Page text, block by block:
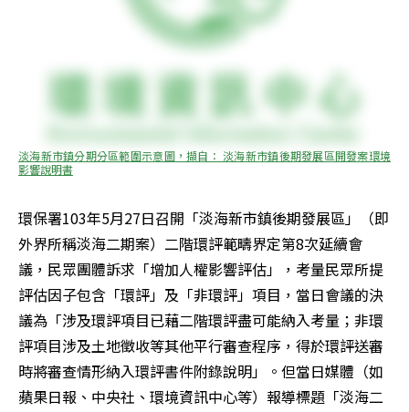
淡海新市鎮分期分區範圍示意圖，擷自： 淡海新市鎮後期發展區開發案環境
影響說明書
環保署103年5月27日召開「淡海新市鎮後期發展區」（即
外界所稱淡海二期案）二階環評範疇界定第8次延續會
議，民眾團體訴求「增加人權影響評估」，考量民眾所提
評估因子包含「環評」及「非環評」項目，當日會議的決
議為「涉及環評項目已藉二階環評盡可能納入考量；非環
評項目涉及土地徵收等其他平行審查程序，得於環評送審
時將審查情形納入環評書件附錄說明」。但當日媒體（如
蘋果日報、中央社、環境資訊中心等）報導標題「淡海二